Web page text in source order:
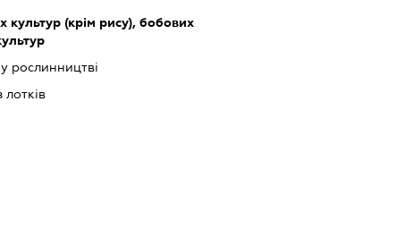
(крім рису), бобових
рослинництві
лотків